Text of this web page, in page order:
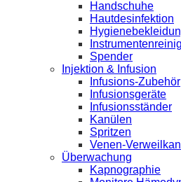
Handschuhe
Hautdesinfektion
Spender
Injektion & Infusion
Infusions-Zubehör
Infusionsgeräte
Infusionsständer
Kanülen
Spritzen
Venen-
Überwachung
Kapnographie